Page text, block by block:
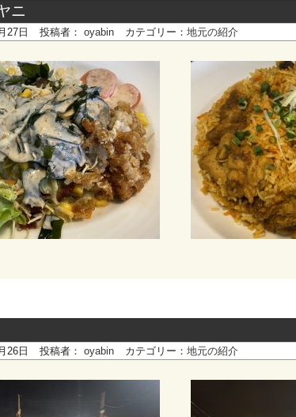
ニ
27日 投稿者： oyabin カテゴリー： 地元の紹介
26日 投稿者： oyabin カテゴリー： 地元の紹介